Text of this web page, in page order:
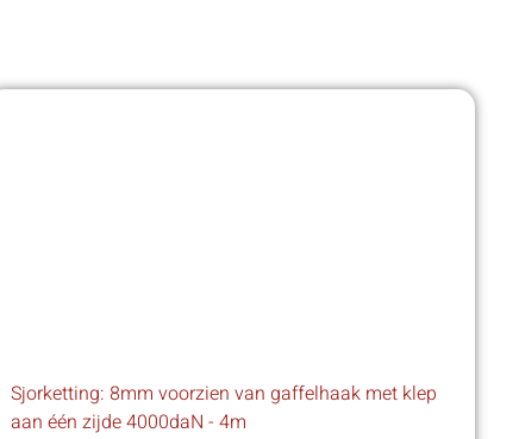
Sjorketting: 8mm voorzien van gaffelhaak met klep
aan één zijde 4000daN - 4m